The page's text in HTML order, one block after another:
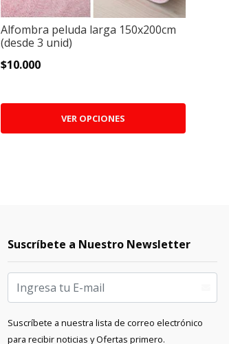
Alfombra peluda larga 150x200cm
(desde 3 unid)
$10.000
VER OPCIONES
Suscríbete a Nuestro Newsletter
Suscríbete a nuestra lista de correo electrónico
para recibir noticias y Ofertas primero.